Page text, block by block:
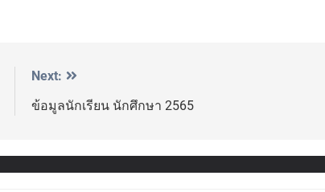
Next:
ข้อมูลนักเรียน นักศึกษา 2565